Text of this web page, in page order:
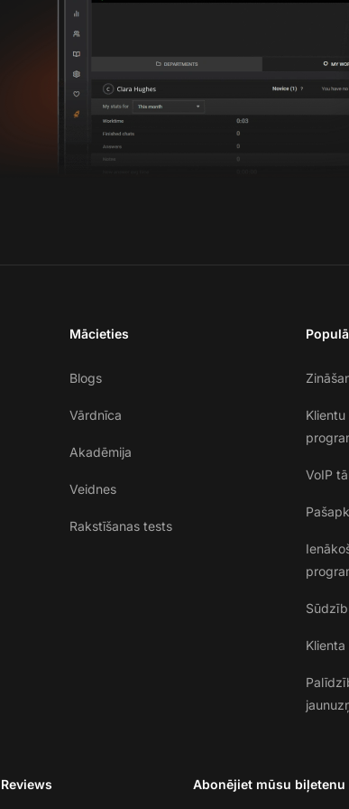
Mācieties
Blogs
Vārdnīca
Akadēmija
Veidnes
Rakstīšanas tests
VoIP
Reviews Abonējiet mūsu biļetenu